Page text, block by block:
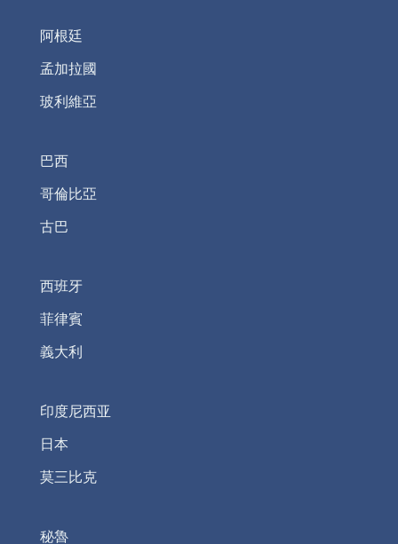
阿根廷
孟加拉國
玻利維亞
巴西
哥倫比亞
古巴
西班牙
菲律賓
義大利
印度尼西亚
日本
莫三比克
秘魯